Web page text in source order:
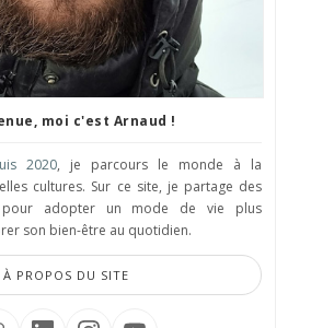
moi c'est Arnaud !
2020, je parcours le monde à la
cultures. Sur ce site, je partage des
pour adopter un mode de vie plus
son bien-être au quotidien.
À PROPOS DU SITE